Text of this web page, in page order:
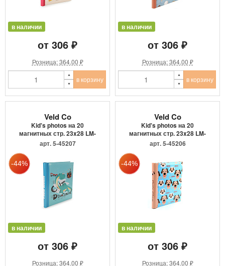
в наличии
от 306 ₽
Розница: 364.00 ₽
в корзину
в наличии
от 306 ₽
Розница: 364.00 ₽
в корзину
Veld Co
Kid's photos на 20
магнитных стр. 23x28 LM-
SA10 ...
арт. 5-45207
в наличии
от 306 ₽
Розница: 364.00 ₽
Veld Co
Kid's photos на 20
магнитных стр. 23x28 LM-
SA10 ...
арт. 5-45206
в наличии
от 306 ₽
Розница: 364.00 ₽